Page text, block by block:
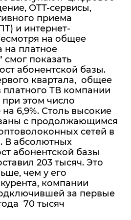
ОТТ-сервисы,
приема
и интернет-
на общее
на платное
показать
абонентской базы.
квартала, общее
платного ТВ компании
при этом число
на 6,9%. Столь высокие
с продолжающимся
сетей в
В абсолютных
абонентской базы
203 тысяч. Это
чем у его
компании
за первые
70 тысяч